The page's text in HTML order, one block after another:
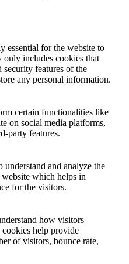
essential for the website to
includes cookies that
security features of the
any personal information.
certain functionalities like
on social media platforms,
party features.
understand and analyze the
which helps in
for the visitors.
how visitors
help provide
of visitors, bounce rate,